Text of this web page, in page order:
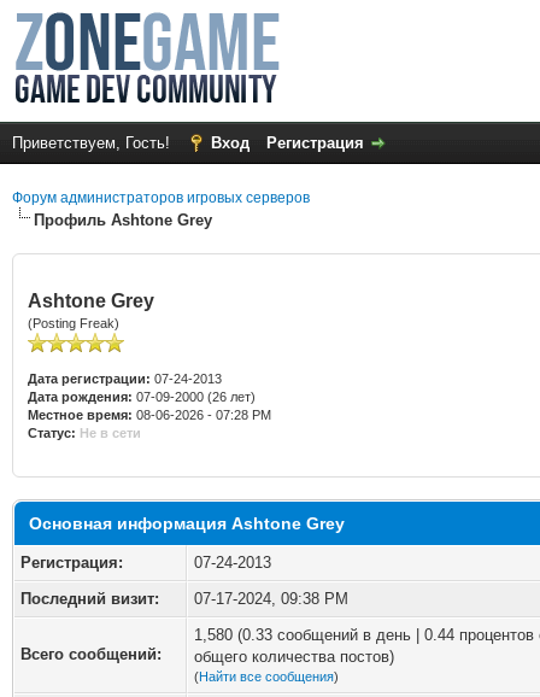
Приветствуем, Гость! Вход Регистрация
Форум администраторов игровых серверов
Профиль Ashtone Grey
Ashtone Grey
(Posting Freak)
Дата регистрации: 07-24-2013
Дата рождения: 07-09-2000 (26 лет)
Местное время: 08-06-2026 - 07:28 PM
Статус: Не в сети
Основная информация Ashtone Grey
Регистрация:
07-24-2013
Последний визит:
07-17-2024, 09:38 PM
Всего сообщений:
1,580 (0.33 сообщений в день | 0.44 процентов
общего количества постов)
(Найти все сообщения)